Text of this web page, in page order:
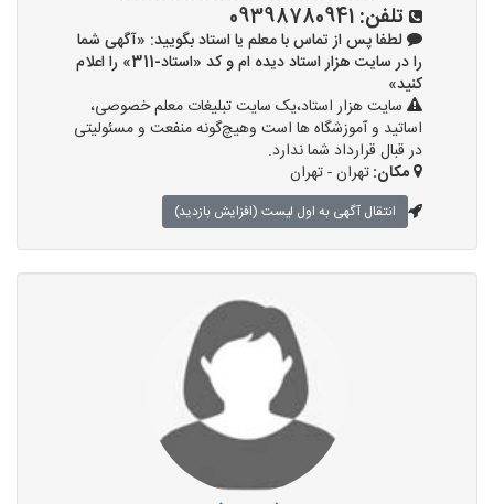
تلفن: 09398780941
لطفا پس از تماس با معلم یا استاد بگویید: «آگهی شما
را در سایت هزار استاد دیده ام و کد «استاد-311» را اعلام
کنید»
سایت هزار استاد،یک سایت تبلیغات معلم خصوصی،
اساتید و آموزشگاه ها است وهیچ‌گونه منفعت و مسئولیتی
در قبال قرارداد شما ندارد.
مکان:تهران - تهران
انتقال آگهی به اول لیست (افزایش بازدید)